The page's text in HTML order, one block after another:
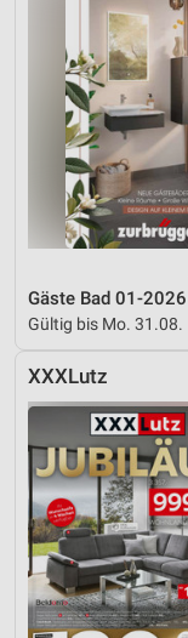
Gäste Bad 01-2026
Gültig bis Mo. 31.08.
XXXLutz